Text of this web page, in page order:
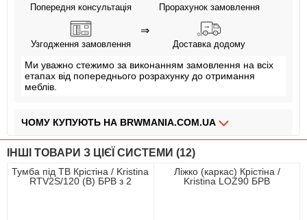
Попередня консультація Прорахунок замовлення
Узгодження замовлення
⇒
Доставка додому
Ми уважно стежимо за виконанням замовлення на всіх
етапах від попереднього розрахунку до отримання
меблів.
ЧОМУ КУПУЮТЬ НА BRWMANIA.COM.UA
МЕБЛІ НА БУДЬ ЯКИЙ СМАК
ДОСТАВКА ЗА 2 ДНІ
СПЛАЧУЙ АВАНС, А РЕШТУ ПРИ ОТРИМАННІ
ІНШІ ТОВАРИ З ЦІЄЇ СИСТЕМИ (12)
Тумба під ТВ Крістіна / Kristina
RTV2S/120 (B) БРВ з 2
Ліжко (каркас) Крістіна /
Kristina LOZ90 БРВ